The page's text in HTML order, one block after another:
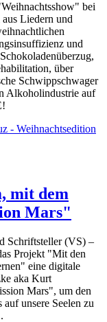
bei
Liedern und
und
über
Schwippschwager
Alkoholindustrie auf
- Weihnachtsedition
mit dem
Mars"
Schriftsteller (VS) –
Projekt "Mit den
eine digitale
aka Kurt
Mars", um den
unsere Seelen zu